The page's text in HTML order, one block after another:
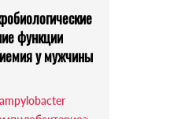
функции
у мужчины